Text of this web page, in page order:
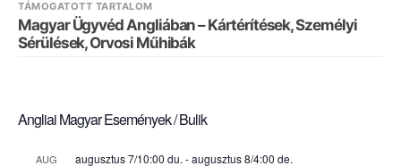
TÁMOGATOTT TARTALOM
Magyar Ügyvéd Angliában – Kártérítések, Személyi
Sérülések, Orvosi Műhibák
Angliai Magyar Események / Bulik
AUG augusztus 7/10:00 du. -augusztus 8/4:00 de.